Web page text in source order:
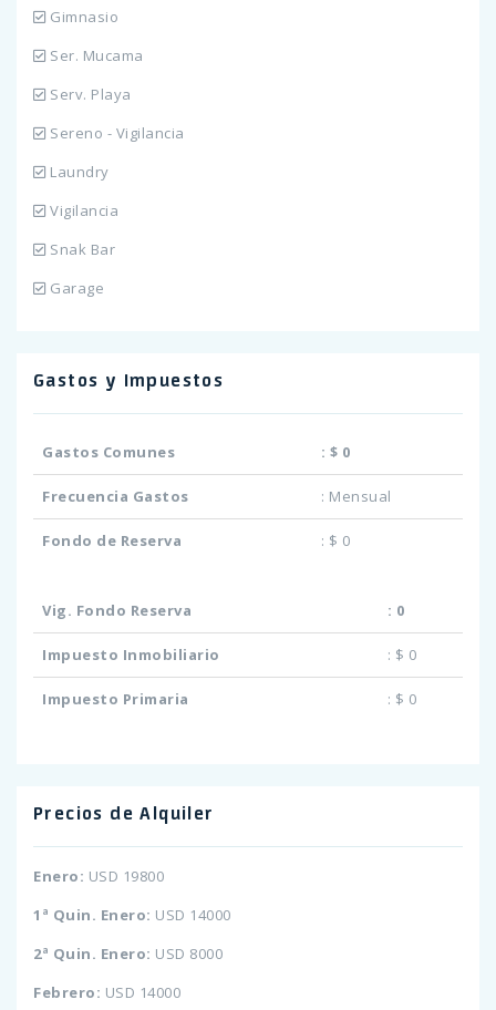
Gimnasio
Ser. Mucama
Serv. Playa
Sereno - Vigilancia
Laundry
Vigilancia
Snak Bar
Garage
Gastos y Impuestos
Gastos Comunes : $ 0
Frecuencia Gastos : Mensual
Fondo de Reserva : $ 0
Vig. Fondo Reserva : 0
Impuesto Inmobiliario : $ 0
Impuesto Primaria : $ 0
Precios de Alquiler
Enero: USD 19800
1ª Quin. Enero: USD 14000
2ª Quin. Enero: USD 8000
Febrero: USD 14000